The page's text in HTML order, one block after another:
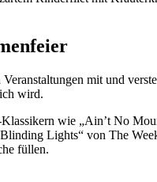
mit und
wird.
wie „Ain’t No
Lights“ von The
füllen.